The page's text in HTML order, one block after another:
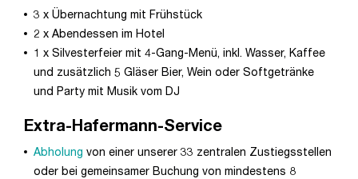
3 x Übernachtung mit Frühstück
2 x Abendessen im Hotel
1 x Silvesterfeier mit 4-Gang-Menü, inkl. Wasser, Kaffee
und zusätzlich 5 Gläser Bier, Wein oder Softgetränke
und Party mit Musik vom DJ
Extra-Hafermann-Service
Abholung von einer unserer 33 zentralen Zustiegsstellen
oder bei gemeinsamer Buchung von mindestens 8